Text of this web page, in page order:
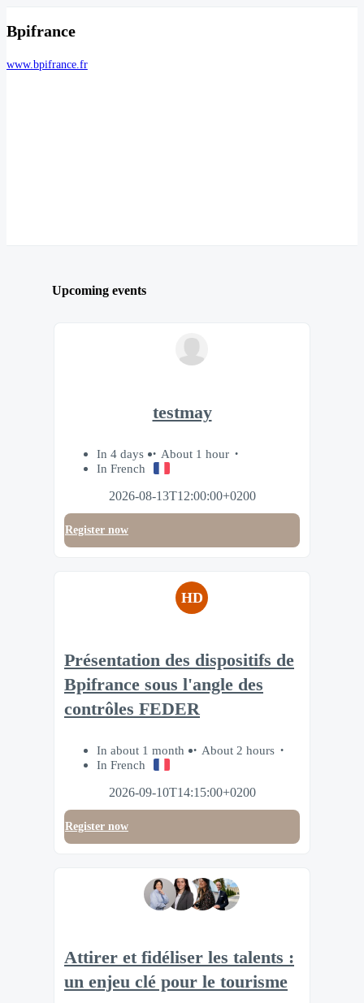
Bpifrance
www.bpifrance.fr
Upcoming events
testmay
In 4 days
About 1 hour
In French
2026-08-13T12:00:00+0200
Register now
HD
Présentation des dispositifs de
Bpifrance sous l'angle des
contrôles FEDER
In about 1 month
About 2 hours
In French
2026-09-10T14:15:00+0200
Register now
Attirer et fidéliser les talents :
un enjeu clé pour le tourisme